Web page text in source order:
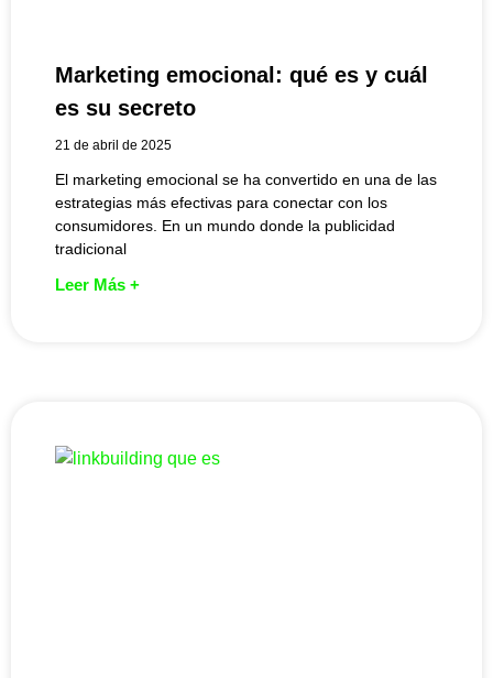
Marketing emocional: qué es y cuál
es su secreto
21 de abril de 2025
El marketing emocional se ha convertido en una de las
estrategias más efectivas para conectar con los
consumidores. En un mundo donde la publicidad
tradicional
Leer Más +